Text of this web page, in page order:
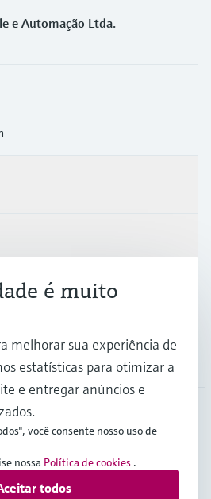
e Automação Ltda.
Group Services AG
é muito
melhorar sua experiência de
estatísticas para otimizar a
e entregar anúncios e
você consente nosso uso de
nossa Política de cookies .
todos